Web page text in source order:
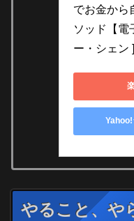
でお金から
ソッド【電
ー・シェン ]
Yahoo!
やること、や